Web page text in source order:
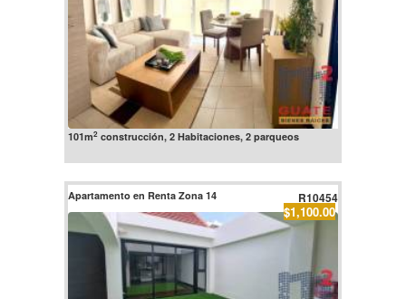
101m2construcción, 2 Habitaciones, 2 parqueos
Apartamento en Renta Zona 14 R10454
$1,100.00